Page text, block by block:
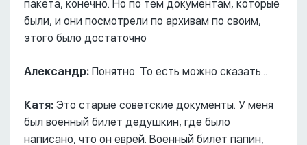
пакета, конечно. Но по тем документам, которые
были, и они посмотрели по архивам по своим,
этого было достаточно
Александр: Понятно. То есть можно сказать...
Катя: Это старые советские документы. У меня
был военный билет дедушкин, где было
написано, что он еврей. Военный билет папин,